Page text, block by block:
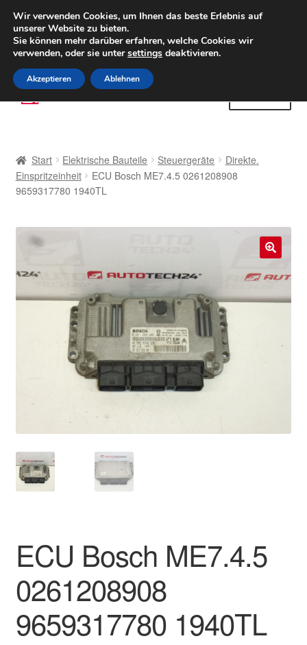
LIEFERUNG ab 6 EUR
Weltweiter Versand
(800) 500 564Mo-Fr 9-16 Uhr
Zur
Navigation
Zum
Inhalt
AGB
Beschwerdeordnung
Datenschutz-Bestimmungen
Mein Konto
Weltweiter Versand
Zahlungen
Start Elektrische Bauteile Steuergeräte
Direkte.
Einspritzeinheit
ECU Bosch ME7.4.5 0261208908
9659317780 1940TL
ECU Bosch ME7.4.5
0261208908
9659317780 1940TL
Wir verwenden Cookies, um Ihnen das beste Erlebnis auf
unserer Website zu bieten.
Sie können mehr darüber erfahren, welche Cookies wir
verwenden, oder sie untersettings deaktivieren.
Akzeptieren Ablehnen